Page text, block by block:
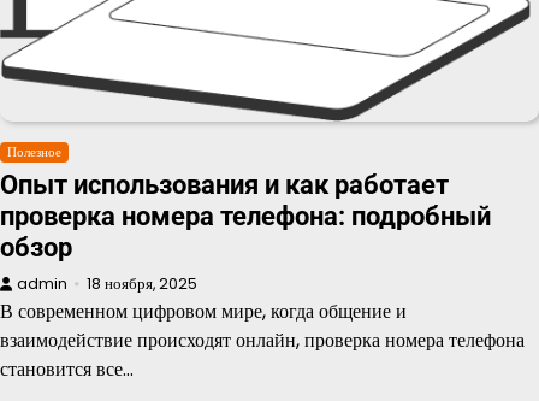
Полезное
Опыт использования и как работает
проверка номера телефона: подробный
обзор
admin 18 ноября, 2025
В современном цифровом мире, когда общение и
взаимодействие происходят онлайн, проверка номера телефона
становится все…